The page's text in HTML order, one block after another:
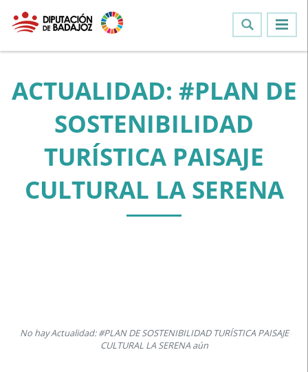
ACTUALIDAD: #PLAN DE
SOSTENIBILIDAD
TURÍSTICA PAISAJE
CULTURAL LA SERENA
No hay Actualidad: #PLAN DE SOSTENIBILIDAD TURÍSTICA PAISAJE
CULTURAL LA SERENA aún